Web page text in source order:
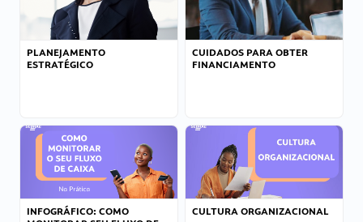
PLANEJAMENTO
ESTRATÉGICO
CUIDADOS PARA OBTER
FINANCIAMENTO
INFOGRÁFICO: COMO
CULTURA ORGANIZACIONAL